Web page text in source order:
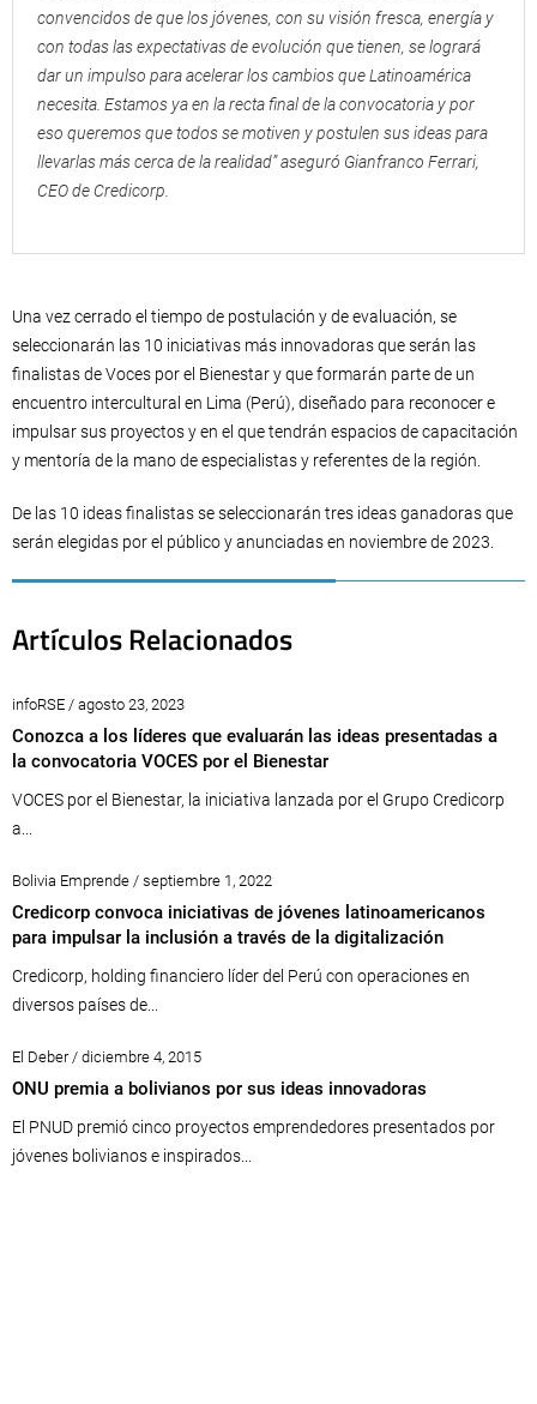
convencidos de que los jóvenes, con su visión fresca, energía y
con todas las expectativas de evolución que tienen, se logrará
dar un impulso para acelerar los cambios que Latinoamérica
necesita. Estamos ya en la recta final de la convocatoria y por
eso queremos que todos se motiven y postulen sus ideas para
llevarlas más cerca de la realidad” aseguró Gianfranco Ferrari,
CEO de Credicorp.
Una vez cerrado el tiempo de postulación y de evaluación, se
seleccionarán las 10 iniciativas más innovadoras que serán las
finalistas de Voces por el Bienestar y que formarán parte de un
encuentro intercultural en Lima (Perú), diseñado para reconocer e
impulsar sus proyectos y en el que tendrán espacios de capacitación
y mentoría de la mano de especialistas y referentes de la región.
De las 10 ideas finalistas se seleccionarán tres ideas ganadoras que
serán elegidas por el público y anunciadas en noviembre de 2023.
Artículos Relacionados
infoRSE / agosto 23, 2023
Conozca a los líderes que evaluarán las ideas presentadas a
la convocatoria VOCES por el Bienestar
VOCES por el Bienestar, la iniciativa lanzada por el Grupo Credicorp
a...
Bolivia Emprende / septiembre 1, 2022
Credicorp convoca iniciativas de jóvenes latinoamericanos
para impulsar la inclusión a través de la digitalización
Credicorp, holding financiero líder del Perú con operaciones en
diversos países de...
El Deber / diciembre 4, 2015
ONU premia a bolivianos por sus ideas innovadoras
El PNUD premió cinco proyectos emprendedores presentados por
jóvenes bolivianos e inspirados...